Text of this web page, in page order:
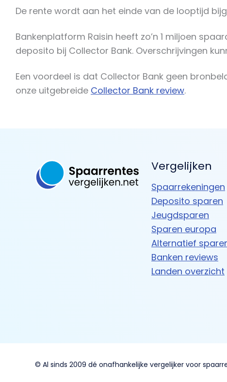
De rente wordt aan het einde van de looptijd
Bankenplatform Raisin heeft zo’n 1 miljoen
deposito bij Collector Bank. Overschrijvingen
Een voordeel is dat Collector Bank geen
onze uitgebreide Collector Bank review.
Vergelijken
Spaarrekeningen
Deposito sparen
Jeugdsparen
Sparen europa
Alternatief
Banken reviews
Landen overzicht
© Al sinds 2009 dé onafhankelijke vergelijker voor